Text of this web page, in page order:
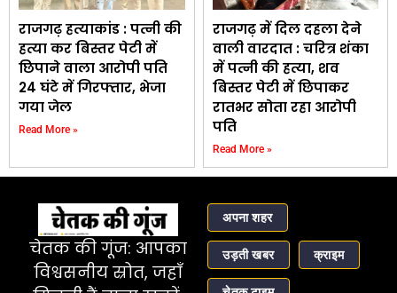
राजगढ़ हत्याकांड : पत्नी की
हत्या कर बिस्तर पेटी में
छिपाने वाला आरोपी पति
24 घंटे में गिरफ्तार, भेजा
गया जेल
Read More »
राजगढ़ में दिल दहला देने
वाली वारदात : चरित्र शंका
में पत्नी की हत्या, शव
बिस्तर पेटी में छिपाकर
रातभर सोता रहा आरोपी
पति
Read More »
चेतक की गूंज: आपका
विश्वसनीय स्रोत, जहाँ
अपना शहर
उड़ती खबर क्राइम